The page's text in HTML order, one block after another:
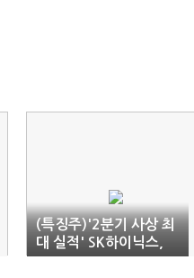
(특징주)'2분기 사상 최
대 실적' SK하이닉스,
3%대 상승